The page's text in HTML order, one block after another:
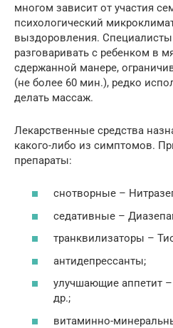
многом зависит от участия
психологический
выздоровления.
разговаривать с ребенком в
сдержанной манере,
(не более 60 мин.), редко
делать массаж.
Лекарственные средства
какого-либо из симптомов.
препараты:
снотворные –
седативные –
транквилизаторы –
антидепрессанты;
улучшающие аппетит
др.;
витаминно-